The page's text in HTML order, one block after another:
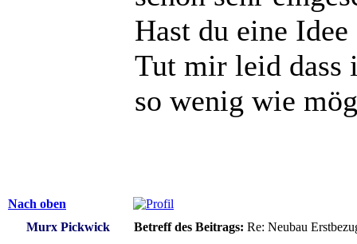
Hast du eine
Tut mir leid dass
so wenig wie
Nach oben
Murx Pickwick
Betreff des Beitrags: Re: Neubau